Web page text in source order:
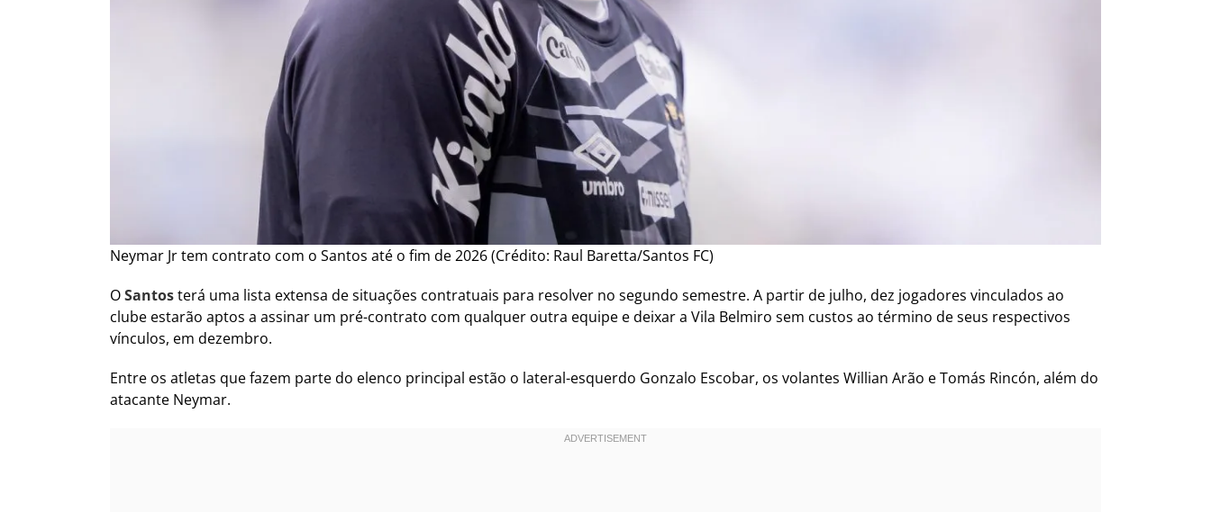
Neymar Jr tem contrato com o Santos até o fim de 2026 (Crédito: Raul Baretta/Santos FC)
OSantosterá uma lista extensa de situações contratuais para resolver no segundo semestre. A partir de julho, dez jogadores vinculados ao
clube estarão aptos a assinar um pré-contrato com qualquer outra equipe e deixar a Vila Belmiro sem custos ao término de seus respectivos
vínculos, em dezembro.
Entre os atletas que fazem parte do elenco principal estão o lateral-esquerdo Gonzalo Escobar, os volantes Willian Arão e Tomás Rincón, além do
atacante Neymar.